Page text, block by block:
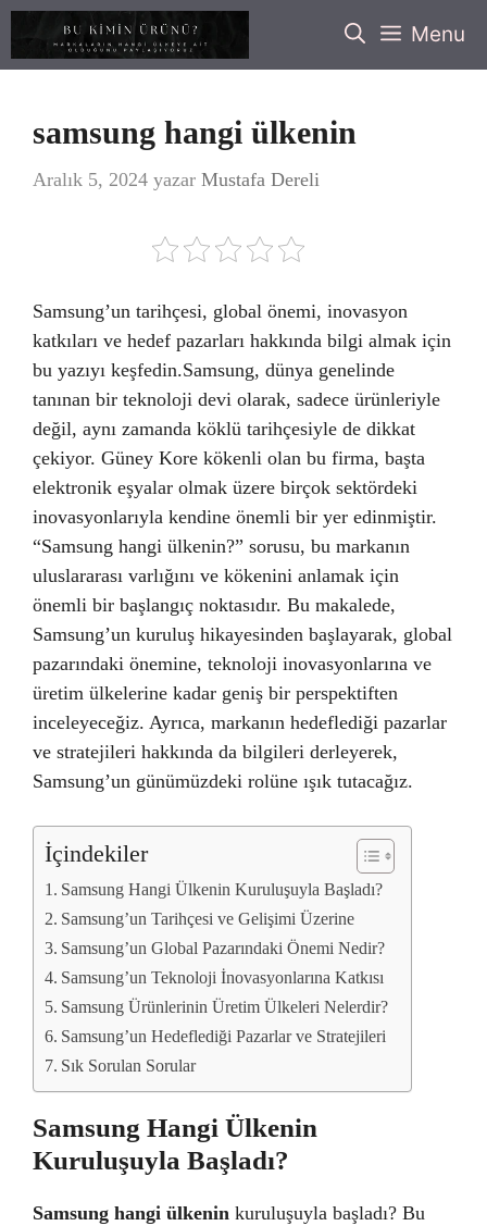
İçeriğe
Menu
samsung hangi ülkenin
Aralık 5, 2024 yazar Mustafa Dereli
Samsung’un tarihçesi, global önemi, inovasyon
katkıları ve hedef pazarları hakkında bilgi almak için
bu yazıyı keşfedin.Samsung, dünya genelinde
tanınan bir teknoloji devi olarak, sadece ürünleriyle
değil, aynı zamanda köklü tarihçesiyle de dikkat
çekiyor. Güney Kore kökenli olan bu firma, başta
elektronik eşyalar olmak üzere birçok sektördeki
inovasyonlarıyla kendine önemli bir yer edinmiştir.
“Samsung hangi ülkenin?” sorusu, bu markanın
uluslararası varlığını ve kökenini anlamak için
önemli bir başlangıç noktasıdır. Bu makalede,
Samsung’un kuruluş hikayesinden başlayarak, global
pazarındaki önemine, teknoloji inovasyonlarına ve
üretim ülkelerine kadar geniş bir perspektiften
inceleyeceğiz. Ayrıca, markanın hedeflediği pazarlar
ve stratejileri hakkında da bilgileri derleyerek,
Samsung’un günümüzdeki rolüne ışık tutacağız.
İçindekiler
Samsung Hangi Ülkenin Kuruluşuyla Başladı?
Samsung’un Tarihçesi ve Gelişimi Üzerine
Samsung’un Global Pazarındaki Önemi Nedir?
Samsung’un Teknoloji İnovasyonlarına Katkısı
Samsung Ürünlerinin Üretim Ülkeleri Nelerdir?
Samsung’un Hedeflediği Pazarlar ve Stratejileri
Sık Sorulan Sorular
Samsung Hangi Ülkenin
Kuruluşuyla Başladı?
Samsung hangi ülkenin kuruluşuyla başladı? Bu